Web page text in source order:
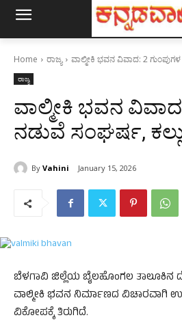
Home ರಾಜ್ಯ ವಾಲ್ಮೀಕಿ ಭವನ ವಿವಾದ: 2
ರಾಜ್ಯ
ವಾಲ್ಮೀಕಿ ಭವನ
ನಡುವೆ ಸಂಘರ್ಷ,
By Vahini January 15, 2026
ಬೆಳಗಾವಿ ಜಿಲ್ಲೆಯ ಬೈಲಹೊಂಗಲ ತಾಲೂಕಿನ
ವಾಲ್ಮೀಕಿ ಭವನ ನಿರ್ಮಾಣದ ವಿಚಾರವಾಗಿ
ವಿಕೋಪಕ್ಕೆ ತಿರುಗಿದೆ.